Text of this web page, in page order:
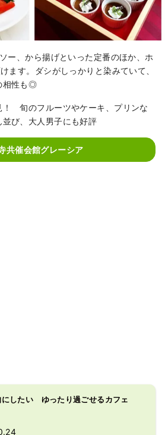
ー、から揚げといった定番のほか、ホ
ます。ダシがしっかりと染みていて、
相性も◎
！ 旬のフルーツやケーキ、プリンな
び、大人男子にも好評
共催会館グレーシア
にしたい ゆったり過ごせるカフェ